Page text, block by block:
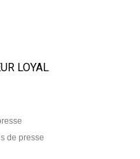
LOYAL
de presse